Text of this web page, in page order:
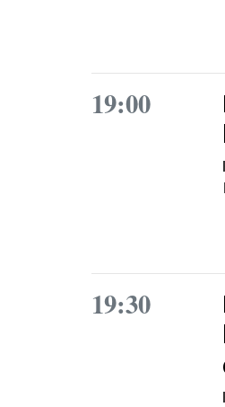
19:00
19:30